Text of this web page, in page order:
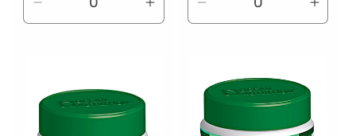
Reducir
cantidad
Title
Aumentar
cantidad
Reducir
cantidad
Title